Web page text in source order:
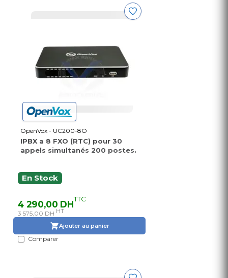
OpenVox - UC200-8O
IPBX a 8 FXO (RTC) pour 30
appels simultanés 200 postes.
En Stock
4 290,00 DHTTC
3 575,00 DH HT
Ajouter au panier
Comparer